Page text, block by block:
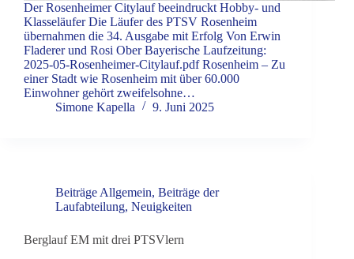
Der Rosenheimer Citylauf beeindruckt Hobby- und
Klasseläufer Die Läufer des PTSV Rosenheim
übernahmen die 34. Ausgabe mit Erfolg Von Erwin
Fladerer und Rosi Ober Bayerische Laufzeitung:
2025-05-Rosenheimer-Citylauf.pdf Rosenheim – Zu
einer Stadt wie Rosenheim mit über 60.000
Einwohner gehört zweifelsohne…
Simone Kapella
9. Juni 2025
Beiträge Allgemein, Beiträge der
Laufabteilung, Neuigkeiten
Berglauf EM mit drei PTSVlern